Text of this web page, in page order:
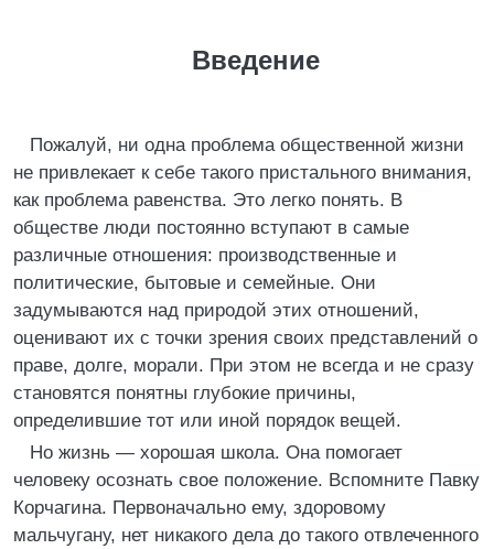
Введение
Пожалуй, ни одна проблема общественной жизни
не привлекает к себе такого пристального внимания,
как проблема равенства. Это легко понять. В
обществе люди постоянно вступают в самые
различные отношения: производственные и
политические, бытовые и семейные. Они
задумываются над природой этих отношений,
оценивают их с точки зрения своих представлений о
праве, долге, морали. При этом не всегда и не сразу
становятся понятны глубокие причины,
определившие тот или иной порядок вещей.
Но жизнь — хорошая школа. Она помогает
человеку осознать свое положение. Вспомните Павку
Корчагина. Первоначально ему, здоровому
мальчугану, нет никакого дела до такого отвлеченного